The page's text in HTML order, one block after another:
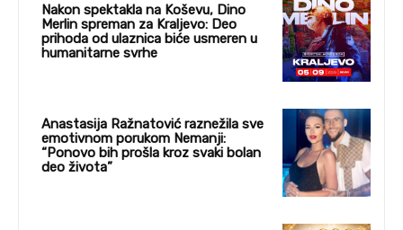
Nakon spektakla na Koševu, Dino
Merlin spreman za Kraljevo: Deo
prihoda od ulaznica biće usmeren u
humanitarne svrhe
Anastasija Ražnatović raznežila sve
emotivnom porukom Nemanji:
“Ponovo bih prošla kroz svaki bolan
deo života”